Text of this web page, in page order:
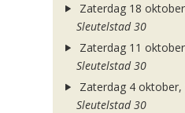
Zaterdag 18
Sleutelstad 30
Zaterdag 11
Sleutelstad 30
Zaterdag 4 oktober,
Sleutelstad 30